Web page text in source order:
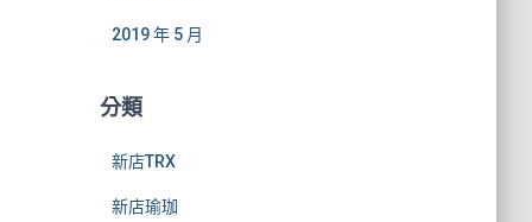
2019 年 5 月
分類
新店TRX
新店瑜珈